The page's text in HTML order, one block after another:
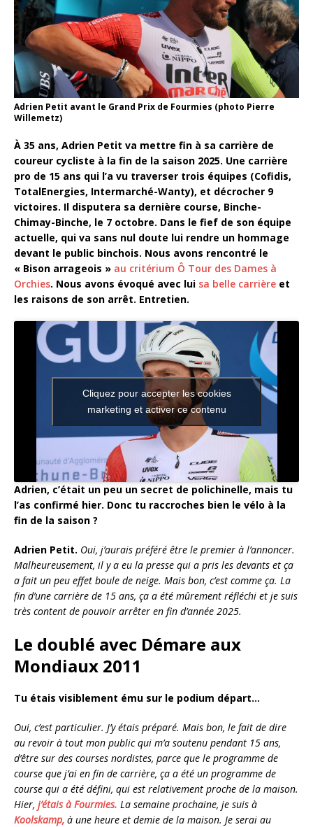
Adrien Petit avant le Grand Prix de Fourmies (photo Pierre
Willemetz)
À 35 ans, Adrien Petit va mettre fin à sa carrière de
coureur cycliste à la fin de la saison 2025. Une carrière
pro de 15 ans qui l’a vu traverser trois équipes (Cofidis,
TotalEnergies, Intermarché-Wanty), et décrocher 9
victoires. Il disputera sa dernière course, Binche-
Chimay-Binche, le 7 octobre. Dans le fief de son équipe
actuelle, qui va sans nul doute lui rendre un hommage
devant le public binchois. Nous avons rencontré le
« Bison arrageois » au critérium Ô Tour des Dames à
Orchies. Nous avons évoqué avec lui sa belle carrière et
les raisons de son arrêt. Entretien.
Cliquez pour accepter les cookies
marketing et activer ce contenu
Adrien, c’était un peu un secret de polichinelle, mais tu
l’as confirmé hier. Donc tu raccroches bien le vélo à la
fin de la saison ?
Adrien Petit. Oui, j’aurais préféré être le premier à l’annoncer.
Malheureusement, il y a eu la presse qui a pris les devants et ça
a fait un peu effet boule de neige. Mais bon, c’est comme ça. La
fin d’une carrière de 15 ans, ça a été mûrement réfléchi et je suis
très content de pouvoir arrêter en fin d’année 2025.
Le doublé avec Démare aux
Mondiaux 2011
Tu étais visiblement ému sur le podium départ…
Oui, c’est particulier. J’y étais préparé. Mais bon, le fait de dire
au revoir à tout mon public qui m’a soutenu pendant 15 ans,
d’être sur des courses nordistes, parce que le programme de
course que j’ai en fin de carrière, ça a été un programme de
course qui a été défini, qui est relativement proche de la maison.
Hier, j’étais à Fourmies. La semaine prochaine, je suis à
Koolskamp, à une heure et demie de la maison. Je serai au